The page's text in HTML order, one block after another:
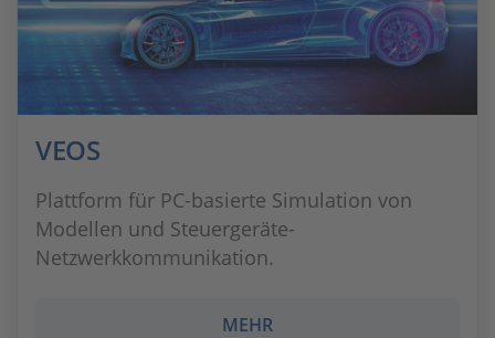
VEOS
Plattform für PC-basierte Simulation von
Modellen und Steuergeräte-
Netzwerkkommunikation.
MEHR